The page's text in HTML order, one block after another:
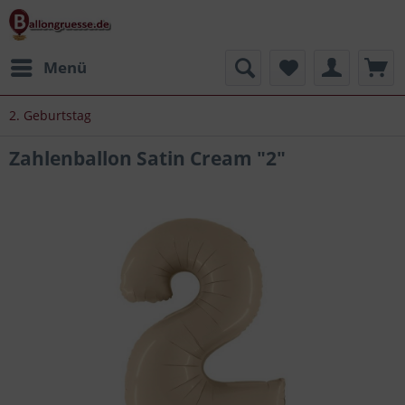
Menü
2. Geburtstag
Zahlenballon Satin Cream "2"